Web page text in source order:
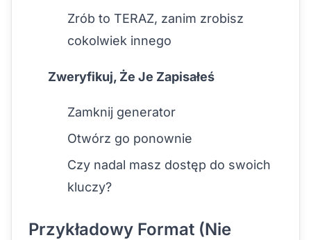
Zrób to TERAZ, zanim zrobisz
cokolwiek innego
Zweryfikuj, Że Je Zapisałeś
Zamknij generator
Otwórz go ponownie
Czy nadal masz dostęp do swoich
kluczy?
Przykładowy Format (Nie